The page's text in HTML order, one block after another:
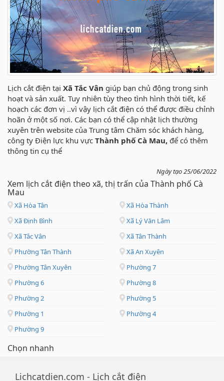
Lịch cắt điện tại Xã Tắc Vân giúp bạn chủ động trong sinh
hoạt và sản xuất. Tuy nhiên tùy theo tình hình thời tiết, kế
hoạch các đơn vị ..vì vậy lịch cắt điện có thể được điều chỉnh
hoãn ở một số nơi. Các bạn có thể cập nhật lịch thường
xuyên trên website của Trung tâm Chăm sóc khách hàng,
công ty Điện lực khu vực Thành phố Cà Mau, để có thêm
thông tin cụ thể
Ngày tạo 25/06/2022
Xem lịch cắt điện theo xã, thị trấn của Thành phố Cà
Mau
Xã Hòa Tân
Xã Hòa Thành
Xã Định Bình
Xã Lý Văn Lâm
Xã Tắc Vân
Xã Tân Thành
Phường Tân Thành
Xã An Xuyên
Phường Tân Xuyên
Phường 7
Phường 6
Phường 8
Phường 2
Phường 5
Phường 1
Phường 4
Phường 9
Chọn nhanh
Lichcatdien.com - Lịch cắt điện